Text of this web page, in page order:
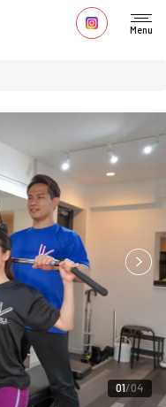
Menu
01 04